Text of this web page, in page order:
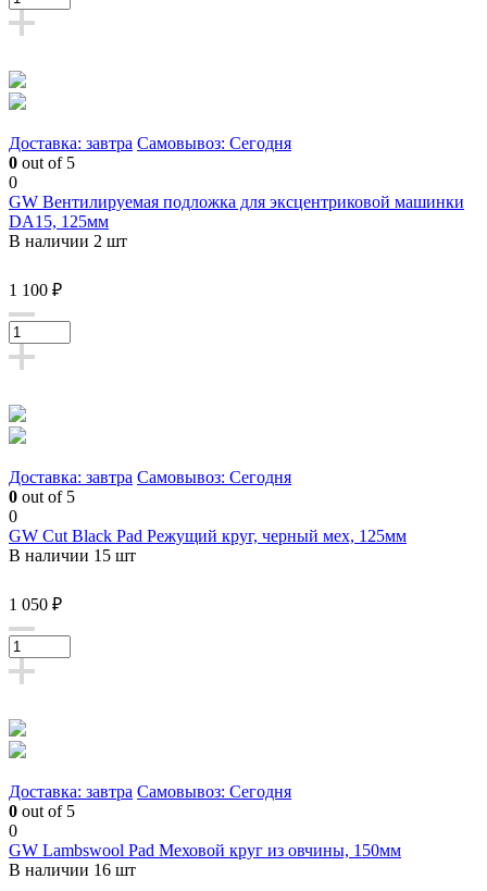
Доставка: завтра Самовывоз: Сегодня
0 out of 5
0
GW Вентилируемая подложка для эксцентриковой машинки
DA15, 125мм
В наличии 2 шт
1 100 ₽
Доставка: завтра Самовывоз: Сегодня
0 out of 5
0
GW Cut Black Pad Режущий круг, черный мех, 125мм
В наличии 15 шт
1 050 ₽
Доставка: завтра Самовывоз: Сегодня
0 out of 5
0
GW Lambswool Pad Меховой круг из овчины, 150мм
В наличии 16 шт